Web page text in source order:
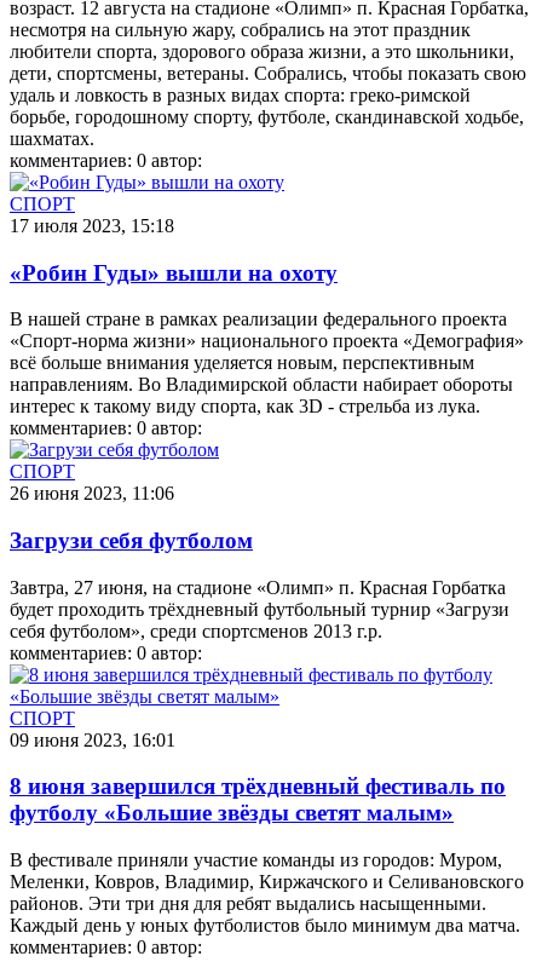
возраст. 12 августа на стадионе «Олимп» п. Красная Горбатка,
несмотря на сильную жару, собрались на этот праздник
любители спорта, здорового образа жизни, а это школьники,
дети, спортсмены, ветераны. Собрались, чтобы показать свою
удаль и ловкость в разных видах спорта: греко-римской
борьбе, городошному спорту, футболе, скандинавской ходьбе,
шахматах.
комментариев: 0 автор:
СПОРТ
17 июля 2023, 15:18
«Робин Гуды» вышли на охоту
В нашей стране в рамках реализации федерального проекта
«Спорт-норма жизни» национального проекта «Демография»
всё больше внимания уделяется новым, перспективным
направлениям. Во Владимирской области набирает обороты
интерес к такому виду спорта, как 3D - стрельба из лука.
комментариев: 0 автор:
СПОРТ
26 июня 2023, 11:06
Загрузи себя футболом
Завтра, 27 июня, на стадионе «Олимп» п. Красная Горбатка
будет проходить трёхдневный футбольный турнир «Загрузи
себя футболом», среди спортсменов 2013 г.р.
комментариев: 0 автор:
СПОРТ
09 июня 2023, 16:01
8 июня завершился трёхдневный фестиваль по
футболу «Большие звёзды светят малым»
В фестивале приняли участие команды из городов: Муром,
Меленки, Ковров, Владимир, Киржачского и Селивановского
районов. Эти три дня для ребят выдались насыщенными.
Каждый день у юных футболистов было минимум два матча.
комментариев: 0 автор: